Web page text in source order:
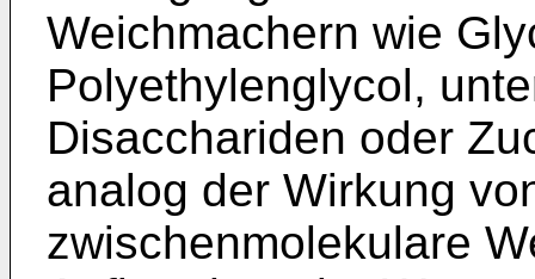
Weichmachern wie
Polyethylenglycol,
Disacchariden oder
analog der Wirkung
zwischenmolekulare